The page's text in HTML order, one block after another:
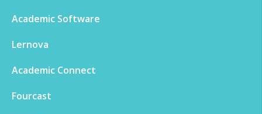
Academic Software
Lernova
Academic Connect
Fourcast